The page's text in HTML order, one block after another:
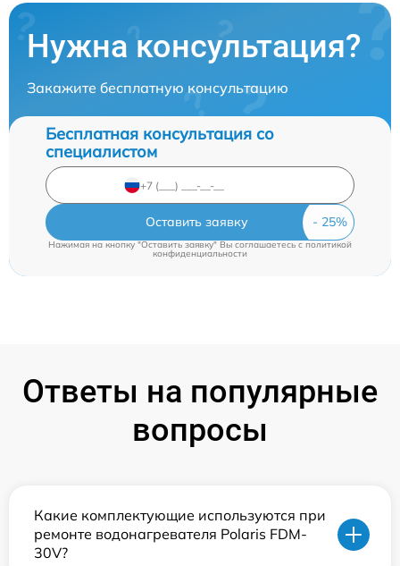
Нужна консультация?
Закажите бесплатную консультацию
Бесплатная консультация со
специалистом
Оставить заявку
Нажимая на кнопку "Оставить заявку" Вы соглашаетесь cполитикой
конфиденциальности
Ответы на популярные
вопросы
Какие комплектующие используются при
ремонте водонагревателя Polaris FDM-
30V?